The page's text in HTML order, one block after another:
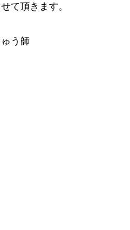
て頂きます。
う師